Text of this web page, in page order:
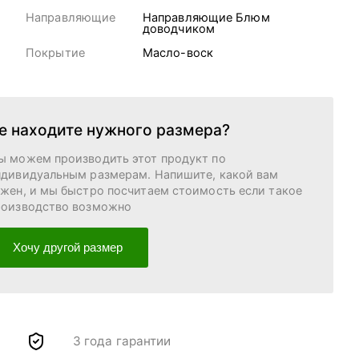
Направляющие
Направляющие Блюм
доводчиком
Покрытие
Масло-воск
находите нужного размера?
можем производить этот продукт по
размерам. Напишите, какой вам
и мы быстро посчитаем стоимость если такое
возможно
Хочу другой размер
3 года гарантии